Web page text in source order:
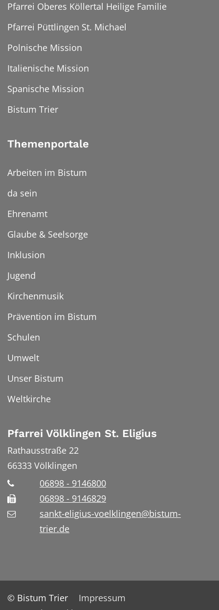
Pfarrei Oberes Köllertal Heilige Familie
Pfarrei Püttlingen St. Michael
Polnische Mission
Italienische Mission
Spanische Mission
Bistum Trier
Themenportale
Arbeiten im Bistum
da sein
Ehrenamt
Glaube & Seelsorge
Inklusion
Jugend
Kirchenmusik
Prävention im Bistum
Schulen
Umwelt
Unser Bistum
Weltkirche
Pfarrei Völklingen St. Eligius
Rathausstraße 22
66333 Völklingen
06898 - 9146800
06898 - 9146829
sankt-eligius-voelklingen@bistum-
trier.de
© Bistum Trier
Impressum